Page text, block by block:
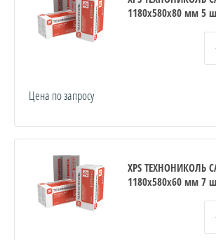
1180х580х80 мм 5
Цена по запросу
XPS ТЕХНОНИКОЛЬ
1180х580х60 мм 7